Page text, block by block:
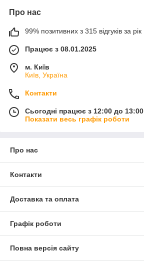
Про нас
99% позитивних з 315 відгуків за рік
Працює з 08.01.2025
м. Київ
Київ, Україна
Контакти
Сьогодні працює з 12:00 до 13:00
Показати весь графік роботи
Про нас
Контакти
Доставка та оплата
Графік роботи
Повна версія сайту